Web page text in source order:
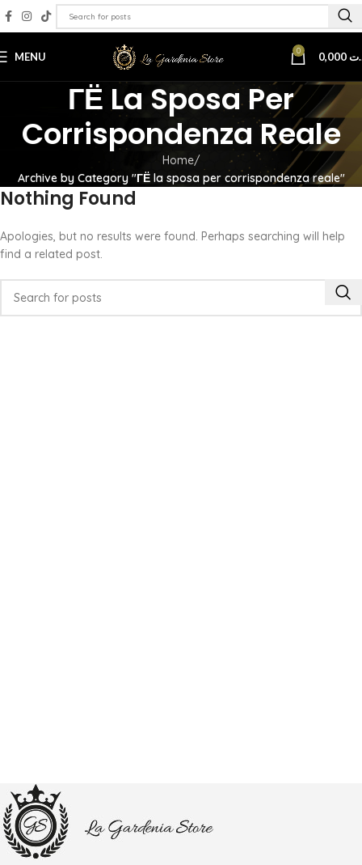
MENU 0
ГЁ La Sposa Per
Corrispondenza Reale
Home
Archive by Category "ГЁ la sposa per corrispondenza reale"
Nothing Found
Apologies, but no results were found. Perhaps searching will help
find a related post.